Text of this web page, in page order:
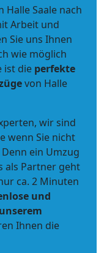
Halle Saale nach
Arbeit und
Sie uns Ihnen
wie möglich
ist die perfekte
von Halle
wir sind
wenn Sie nicht
ein Umzug
als Partner geht
ca. 2 Minuten
und
Ihnen die